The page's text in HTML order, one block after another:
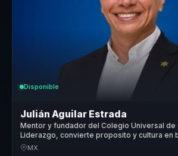
Disponible
Julián Aguilar Estrada
Mentor y fundador del Colegio Universal de
Liderazgo, convierte proposito y cultura en
organizaciones.
MX